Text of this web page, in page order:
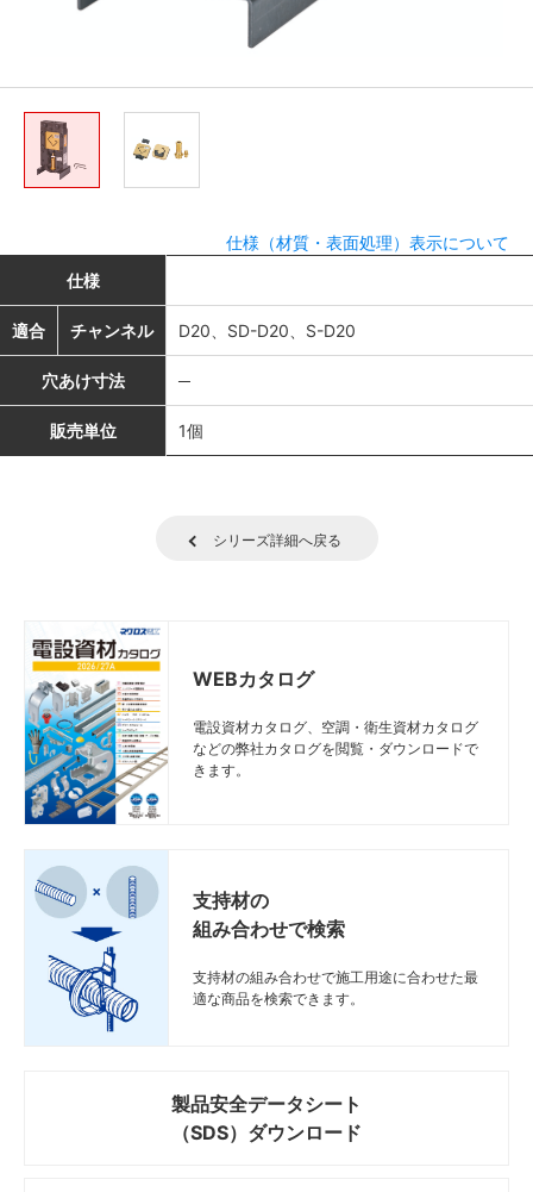
仕様（材質・表面処理）表示について
仕様
適合 チャンネル D20、SD-D20、S-D20
穴あけ寸法 ─
販売単位 1個
シリーズ詳細へ戻る
WEBカタログ
電設資材カタログ、空調・衛生資材カタログ
などの弊社カタログを閲覧・ダウンロードで
きます。
支持材の
組み合わせで検索
支持材の組み合わせで施工用途に合わせた最
適な商品を検索できます。
製品安全データシート
（SDS）ダウンロード